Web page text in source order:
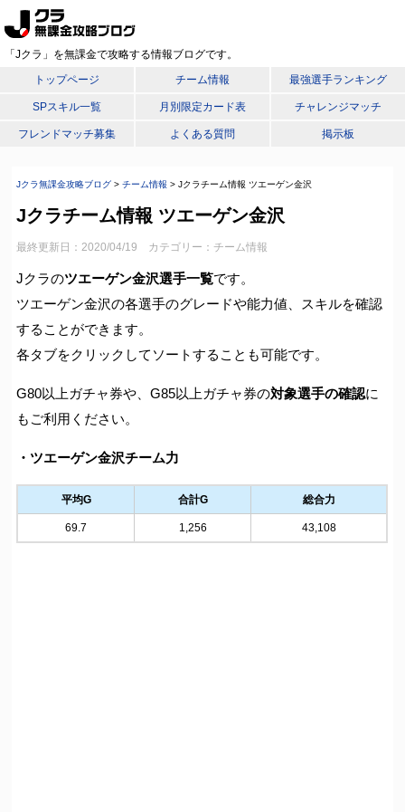
「Jクラ」を無課金で攻略する情報ブログです。
トップページ
チーム情報 最強選手ランキング
SPスキル一覧 月別限定カード表 チャレンジマッチ
フレンドマッチ募集 よくある質問 掲示板
Jクラ無課金攻略ブログ >チーム情報 >Jクラチーム情報 ツエーゲン金沢
Jクラチーム情報 ツエーゲン金沢
最終更新日：2020/04/19 カテゴリー：チーム情報
Jクラのツエーゲン金沢選手一覧です。
ツエーゲン金沢の各選手のグレードや能力値、スキルを確認
することができます。
各タブをクリックしてソートすることも可能です。
G80以上ガチャ券や、G85以上ガチャ券の対象選手の確認に
もご利用ください。
・ツエーゲン金沢チーム力
平均G 合計G 総合力
69.7 1,256 43,108